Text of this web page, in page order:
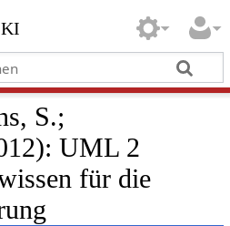
S.;
UML 2
für die